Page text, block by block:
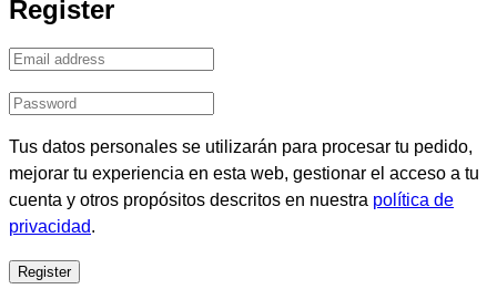
Register
Tus datos personales se utilizarán para procesar tu pedido,
mejorar tu experiencia en esta web, gestionar el acceso a tu
cuenta y otros propósitos descritos en nuestra política de
privacidad.